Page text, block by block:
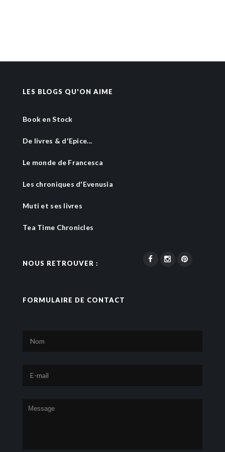
LES BLOGS QU'ON AIME
Book en Stock
De livres & d'Epice...
Le monde de Francesca
Les chroniques d'Evenusia
Muti et ses livres
Tea Time Chronicles
NOUS RETROUVER :
FORMULAIRE DE CONTACT